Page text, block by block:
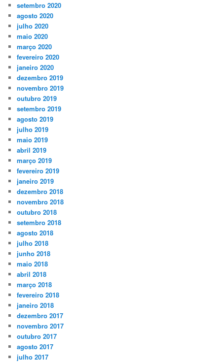
setembro 2020
agosto 2020
julho 2020
maio 2020
março 2020
fevereiro 2020
janeiro 2020
dezembro 2019
novembro 2019
outubro 2019
setembro 2019
agosto 2019
julho 2019
maio 2019
abril 2019
março 2019
fevereiro 2019
janeiro 2019
dezembro 2018
novembro 2018
outubro 2018
setembro 2018
agosto 2018
julho 2018
junho 2018
maio 2018
abril 2018
março 2018
fevereiro 2018
janeiro 2018
dezembro 2017
novembro 2017
outubro 2017
agosto 2017
julho 2017